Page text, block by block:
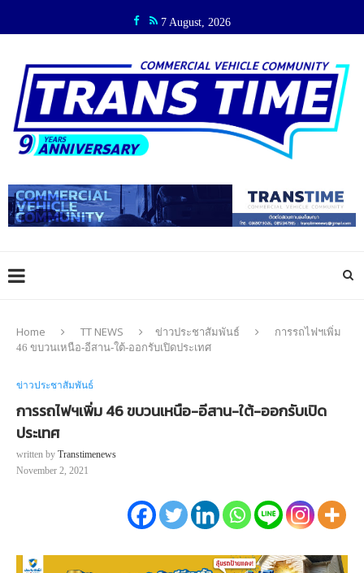
7 August, 2026
Home TT NEWS ข่าวประชาสัมพันธ์
การรถไฟฯเพิ่ม
46 ขบวนเหนือ-อีสาน-ใต้-ออกรับเปิดประเทศ
ข่าวประชาสัมพันธ์
การรถไฟฯเพิ่ม 46 ขบวนเหนือ-อีสาน-ใต้-ออกรับเปิด
ประเทศ
written by Transtimenews
November 2, 2021